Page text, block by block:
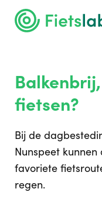
fietsen?
Bij de
Nunspeet
favoriete
regen.